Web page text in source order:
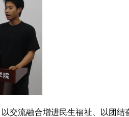
交流融合增进民生福祉、以团结